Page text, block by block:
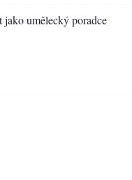
jako umělecký poradce